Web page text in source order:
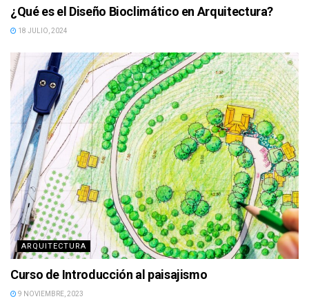
¿Qué es el Diseño Bioclimático en Arquitectura?
18 JULIO, 2024
ARQUITECTURA
Curso de Introducción al paisajismo
9 NOVIEMBRE, 2023